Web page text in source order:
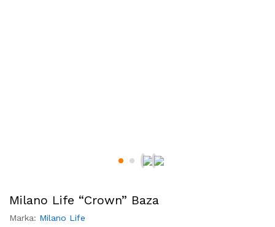
Milano Life “Crown” Baza
Marka: Milano Life